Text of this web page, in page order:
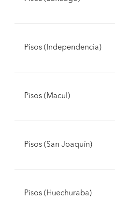
Pisos (Independencia)
Pisos (Macul)
Pisos (San Joaquín)
Pisos (Huechuraba)